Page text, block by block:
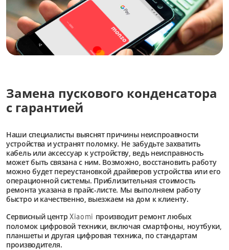
Замена пускового конденсатора
с гарантией
Наши специалисты выяснят причины неиспроавности
устройства и устранят поломку. Не забудьте захватить
кабель или аксессуар к устройству, ведь неисправность
может быть связана с ним. Возможно, восстановить работу
можно будет переустановкой драйверов устройства или его
операционной системы. Приблизительная стоимость
ремонта указана в прайс-листе. Мы выполняем работу
быстро и качественно, выезжаем на дом к клиенту.
Сервисный центрXiaomi производит ремонт любых
поломок цифровой техники, включая смартфоны, ноутбуки,
планшеты и другая цифровая техника, по стандартам
производителя.